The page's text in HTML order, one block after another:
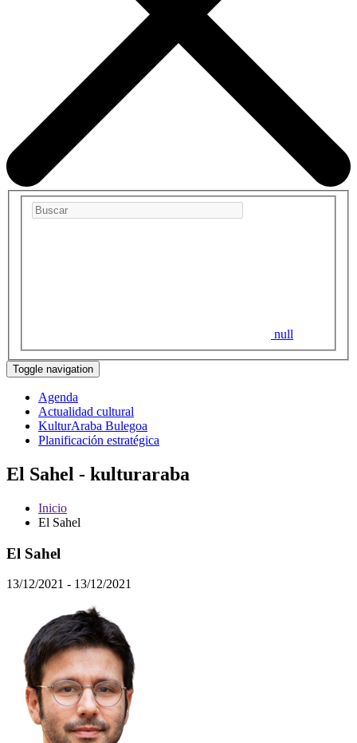
null
Toggle navigation
Agenda
Actualidad cultural
KulturAraba Bulegoa
Planificación estratégica
El Sahel - kulturaraba
Inicio
El Sahel
El Sahel
13/12/2021 - 13/12/2021